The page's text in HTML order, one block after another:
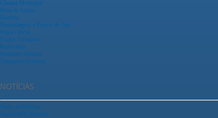
Câmara Municipal
Hino de Araras
História
Hospedagens e Pontos de Táxi
Mapa Oficial
Pontos Turísticos
Rodoviária
Símbolos Oficiais
Transporte Coletivo
NOTÍCIAS
Todas as Notícias
Canal PMA Youtube